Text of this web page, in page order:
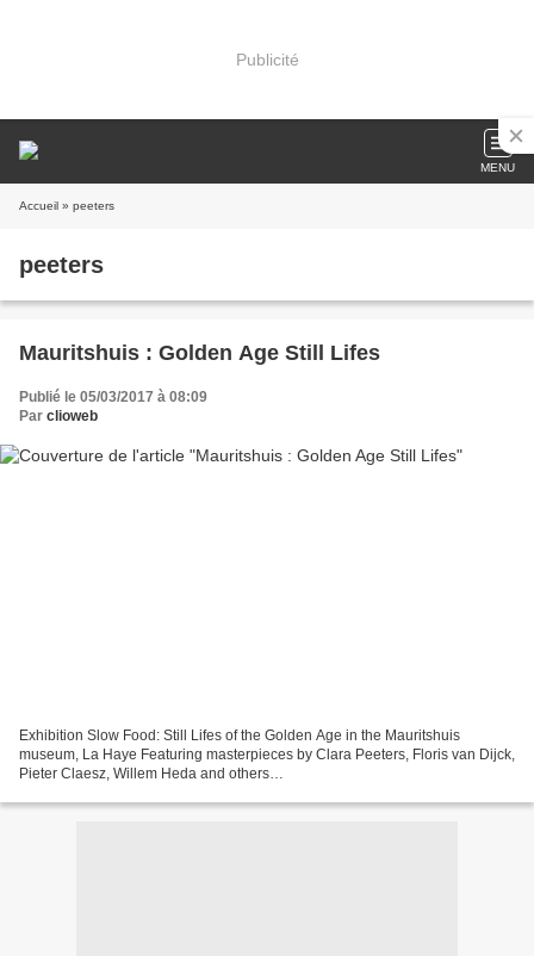
Publicité
MENU
Accueil » peeters
peeters
Mauritshuis : Golden Age Still Lifes
Publié le 05/03/2017 à 08:09
Par clioweb
Exhibition Slow Food: Still Lifes of the Golden Age in the Mauritshuis
museum, La Haye Featuring masterpieces by Clara Peeters, Floris van Dijck,
Pieter Claesz, Willem Heda and others